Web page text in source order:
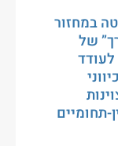
במחזור
של
תחומיים